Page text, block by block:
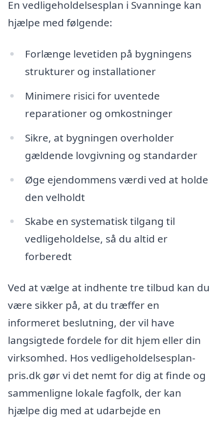
En vedligeholdelsesplan i Svanninge kan
hjælpe med følgende:
Forlænge levetiden på bygningens
strukturer og installationer
Minimere risici for uventede
reparationer og omkostninger
Sikre, at bygningen overholder
gældende lovgivning og standarder
Øge ejendommens værdi ved at holde
den velholdt
Skabe en systematisk tilgang til
vedligeholdelse, så du altid er
forberedt
Ved at vælge at indhente tre tilbud kan du
være sikker på, at du træffer en
informeret beslutning, der vil have
langsigtede fordele for dit hjem eller din
virksomhed. Hos vedligeholdelsesplan-
pris.dk gør vi det nemt for dig at finde og
sammenligne lokale fagfolk, der kan
hjælpe dig med at udarbejde en